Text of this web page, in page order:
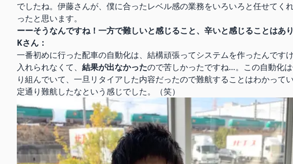
でしたね。伊藤さんが、僕に合ったレベル感の業務をいろいろと任せてく
ったと思います。
ーーそうなんですね！一方で難しいと感じること、辛いと感じることはあ
Kさん：
一番初めに行った配車の自動化は、結構頑張ってシステムを作ったんです
入れられなくて、 結果が出なかったので苦しかったですね…。この自動化
り組んでいて、一旦リタイアした内容だったので難航することはわかって
定通り難航したなという感じでした。（笑）